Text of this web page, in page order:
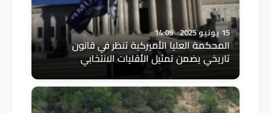
15 يونيو 2025 14:09
المحكمة العليا الأميركية تنظر في قانون
تاريخي يضمن تمثيل الأقليات الانتخابي